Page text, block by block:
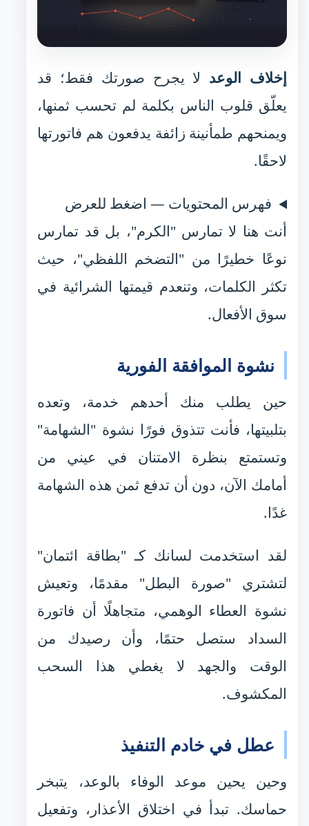
إخلاف الوعد لا يجرح صورتك فقط؛ قد
يعلّق قلوب الناس بكلمة لم تحسب ثمنها،
ويمنحهم طمأنينة زائفة يدفعون هم فاتورتها
لاحقًا.
فهرس المحتويات — اضغط للعرض
أنت هنا لا تمارس "الكرم"، بل قد تمارس
نوعًا خطيرًا من "التضخم اللفظي"، حيث
تكثر الكلمات، وتنعدم قيمتها الشرائية في
سوق الأفعال.
نشوة الموافقة الفورية
حين يطلب منك أحدهم خدمة، وتعده
بتلبيتها، فأنت تتذوق فورًا نشوة "الشهامة"
وتستمتع بنظرة الامتنان في عيني من
أمامك الآن، دون أن تدفع ثمن هذه الشهامة
غدًا.
لقد استخدمت لسانك كـ "بطاقة ائتمان"
لتشتري "صورة البطل" مقدمًا، وتعيش
نشوة العطاء الوهمي، متجاهلًا أن فاتورة
السداد ستصل حتمًا، وأن رصيدك من
الوقت والجهد لا يغطي هذا السحب
المكشوف.
عطل في خادم التنفيذ
وحين يحين موعد الوفاء بالوعد، يتبخر
حماسك. تبدأ في اختلاق الأعذار، وتفعيل